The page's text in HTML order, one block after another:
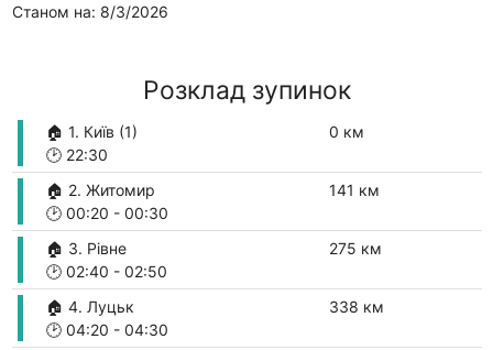
Станом на: 8/3/2026
Розклад зупинок
🏠 1. Київ (1)
🕑22:30
0 км
🏠 2. Житомир
🕑00:20 - 00:30
141 км
🏠 3. Рівне
🕑02:40 - 02:50
275 км
🏠 4. Луцьк
🕑04:20 - 04:30
338 км